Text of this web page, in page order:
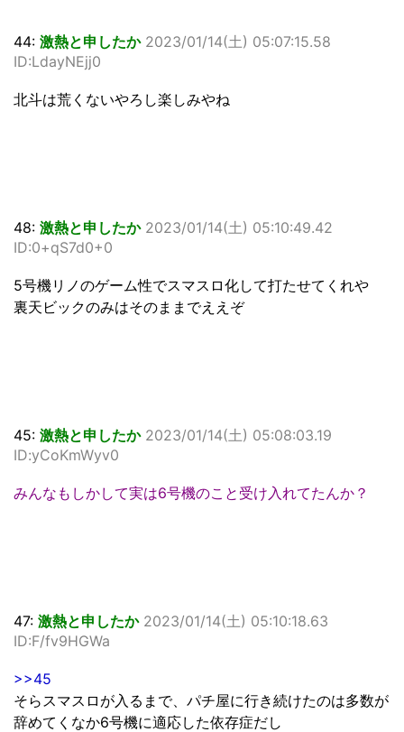
44: 激熱と申したか 2023/01/14(土) 05:07:15.58
ID:LdayNEjj0
北斗は荒くないやろし楽しみやね
48: 激熱と申したか 2023/01/14(土) 05:10:49.42
ID:0+qS7d0+0
5号機リノのゲーム性でスマスロ化して打たせてくれや
裏天ビックのみはそのままでええぞ
45: 激熱と申したか 2023/01/14(土) 05:08:03.19
ID:yCoKmWyv0
みんなもしかして実は6号機のこと受け入れてたんか？
47: 激熱と申したか 2023/01/14(土) 05:10:18.63
ID:F/fv9HGWa
>>45
そらスマスロが入るまで、パチ屋に行き続けたのは多数が
辞めてくなか6号機に適応した依存症だし